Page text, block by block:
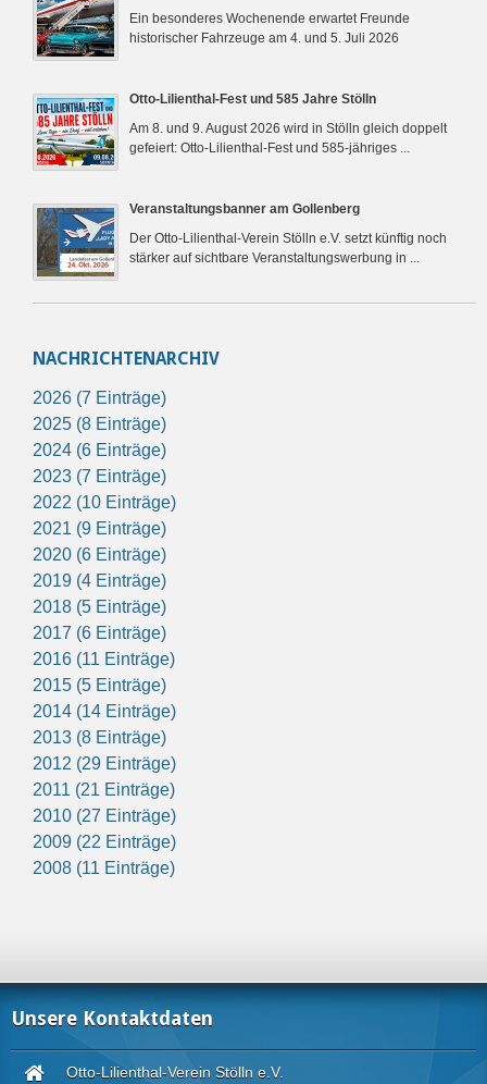
Ein besonderes Wochenende erwartet Freunde
historischer Fahrzeuge am 4. und 5. Juli 2026
Otto-Lilienthal-Fest und 585 Jahre Stölln
Am 8. und 9. August 2026 wird in Stölln gleich doppelt
gefeiert: Otto-Lilienthal-Fest und 585-jähriges ...
Veranstaltungsbanner am Gollenberg
Der Otto-Lilienthal-Verein Stölln e.V. setzt künftig noch
stärker auf sichtbare Veranstaltungswerbung in ...
NACHRICHTENARCHIV
2026 (7 Einträge)
2025 (8 Einträge)
2024 (6 Einträge)
2023 (7 Einträge)
2022 (10 Einträge)
2021 (9 Einträge)
2020 (6 Einträge)
2019 (4 Einträge)
2018 (5 Einträge)
2017 (6 Einträge)
2016 (11 Einträge)
2015 (5 Einträge)
2014 (14 Einträge)
2013 (8 Einträge)
2012 (29 Einträge)
2011 (21 Einträge)
2010 (27 Einträge)
2009 (22 Einträge)
2008 (11 Einträge)
Unsere Kontaktdaten
Otto-Lilienthal-Verein Stölln e.V.